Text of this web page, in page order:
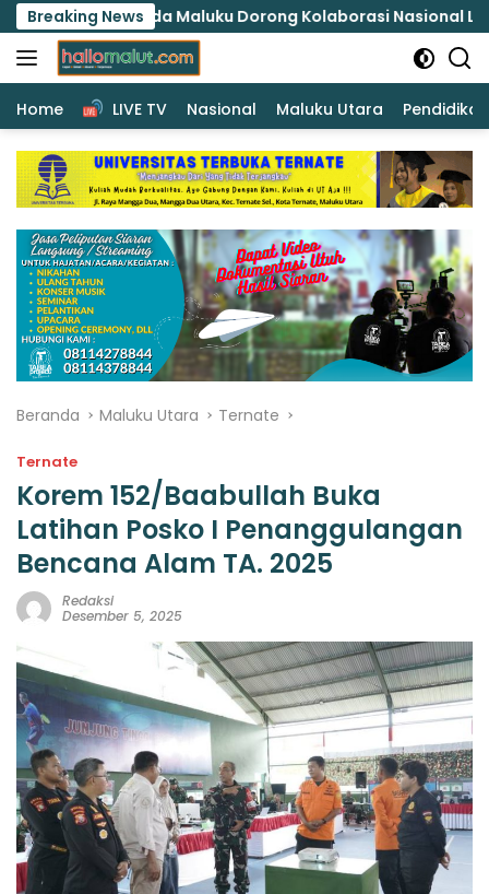
Langsung
ke
konten
Breaking News
Polda Maluku Dorong Kolaborasi Nasional Lindungi
Home LIVE TV Nasional Maluku Utara Pendidikan
Beranda Maluku Utara Ternate
Ternate
Korem 152/Baabullah Buka
Latihan Posko I Penanggulangan
Bencana Alam TA. 2025
Redaksi
Desember 5, 2025